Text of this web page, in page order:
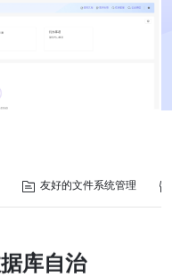
友好的文件系统管理
库自治